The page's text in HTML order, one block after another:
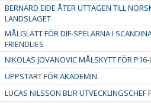
BERNARD EIDE ÅTER UTTAGEN TILL
LANDSLAGET
MÅLGLATT FÖR DIF-SPELARNA I
FRIENDLIES
NIKOLAS JOVANOVIC MÅLSKYTT FÖR
UPPSTART FÖR AKADEMIN
LUCAS NILSSON BLIR UTVECKLINGSCHEF